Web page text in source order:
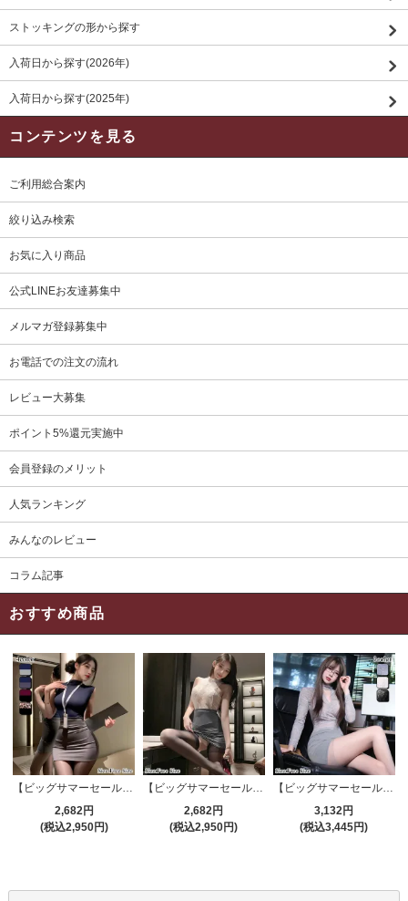
ストッキングの形から探す
入荷日から探す(2026年)
入荷日から探す(2025年)
コンテンツを見る
ご利用総合案内
絞り込み検索
お気に入り商品
公式LINEお友達募集中
メルマガ登録募集中
お電話での注文の流れ
レビュー大募集
ポイント5%還元実施中
会員登録のメリット
人気ランキング
みんなのレビュー
コラム記事
おすすめ商品
【ビッグサマーセール対象品】セクシーコスプレ(SEXYCOSPLAY) 4421
2,682円
(税込2,950円)
【ビッグサマーセール対象品】セクシーコスプレ(SEXYCOSPLAY) 4191
2,682円
(税込2,950円)
【ビッグサマーセール対象品】セクシーコスプレ(SEXYCOSPLAY) 4173
3,132円
(税込3,445円)